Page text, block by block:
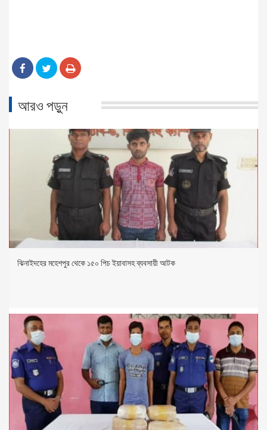
আরও পড়ুন
ঝিনাইদহের মহেশপুর থেকে ১৫০ পিচ ইয়াবাসহ ব্যবসায়ী আটক